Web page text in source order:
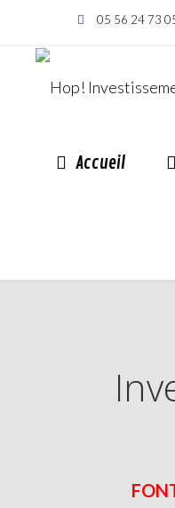
05 56 24 73
Accueil